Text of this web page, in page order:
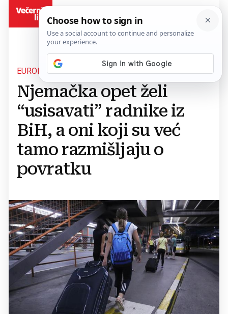
EUROPSKA SILA GURNUTA U RECESIJU
Njemačka opet želi
“usisavati” radnike iz
BiH, a oni koji su već
tamo razmišljaju o
povratku